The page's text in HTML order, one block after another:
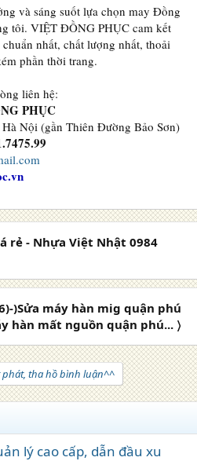
và sáng suốt lựa chọn may Đồng
tôi. VIỆT ĐỒNG PHỤC cam kết
nhất, chất lượng nhất, thoải
phần thời trang.
liên hệ:
PHỤC
Nội (gần Thiên Đường Bảo Sơn)
rẻ - Nhựa Việt Nhật 0984
)Sửa máy hàn mig quận phú
hàn mất nguồn quận phú... 〉
tha hồ bình luận^^
lý cao cấp, dẫn đầu xu